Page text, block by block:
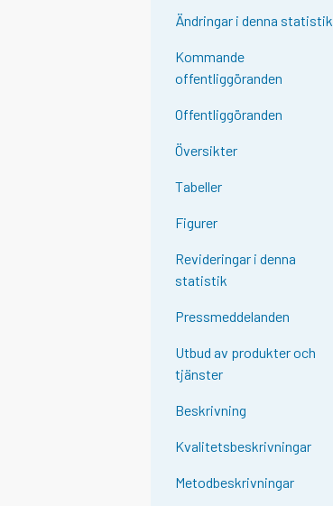
Ändringar i denna statistik
Kommande
offentliggöranden
Offentliggöranden
Översikter
Tabeller
Figurer
Revideringar i denna
statistik
Pressmeddelanden
Utbud av produkter och
tjänster
Beskrivning
Kvalitetsbeskrivningar
Metodbeskrivningar